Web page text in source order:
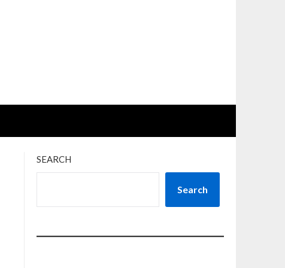
SEARCH
Search